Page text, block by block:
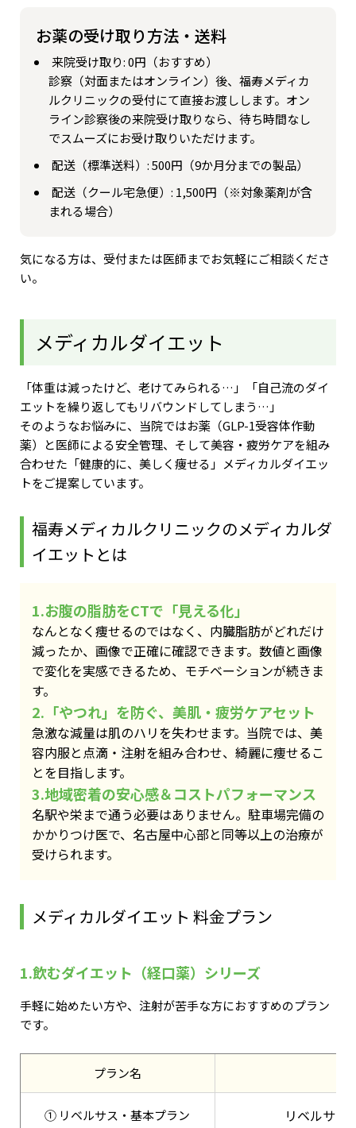
お薬の受け取り方法・送料
来院受け取り: 0円（おすすめ）
診察（対面またはオンライン）後、福寿メディカ
ルクリニックの受付にて直接お渡しします。オン
ライン診察後の来院受け取りなら、待ち時間なし
でスムーズにお受け取りいただけます。
配送（標準送料）: 500円（9か月分までの製品）
配送（クール宅急便）: 1,500円（※対象薬剤が含
まれる場合）
気になる方は、受付または医師までお気軽にご相談くださ
い。
メディカルダイエット
「体重は減ったけど、老けてみられる…」「自己流のダイ
エットを繰り返してもリバウンドしてしまう…」
そのようなお悩みに、当院ではお薬（GLP-1受容体作動
薬）と医師による安全管理、そして美容・疲労ケアを組み
合わせた「健康的に、美しく痩せる」メディカルダイエッ
トをご提案しています。
福寿メディカルクリニックのメディカルダ
イエットとは
1.お腹の脂肪をCTで「見える化」
なんとなく痩せるのではなく、内臓脂肪がどれだけ
減ったか、画像で正確に確認できます。数値と画像
で変化を実感できるため、モチベーションが続きま
す。
2.「やつれ」を防ぐ、美肌・疲労ケアセット
急激な減量は肌のハリを失わせます。当院では、美
容内服と点滴・注射を組み合わせ、綺麗に痩せるこ
とを目指します。
3.地域密着の安心感＆コストパフォーマンス
名駅や栄まで通う必要はありません。駐車場完備の
かかりつけ医で、名古屋中心部と同等以上の治療が
受けられます。
メディカルダイエット 料金プラン
1.飲むダイエット（経口薬）シリーズ
手軽に始めたい方や、注射が苦手な方におすすめのプラン
です。
プラン名
① リベルサス・基本プラン リベルサス